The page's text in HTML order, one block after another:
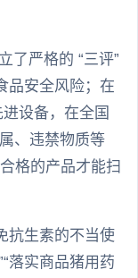
了严格的 “三评”
品安全风险；在
设备，在全国
、违禁物质等
格的产品才能扫
抗生素的不当使
落实商品猪用药